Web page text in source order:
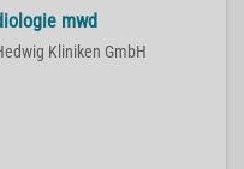
mwd
Kliniken GmbH